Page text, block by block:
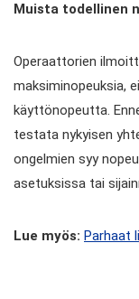
Muista todellinen
Operaattorien
maksiminopeuksia,
käyttönopeutta.
testata nykyisen
ongelmien syy
asetuksissa tai
Lue myös: Parhaat